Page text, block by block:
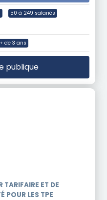
50 à 249 salariés
de 3 ans
publique
ET DE
POUR LES TPE